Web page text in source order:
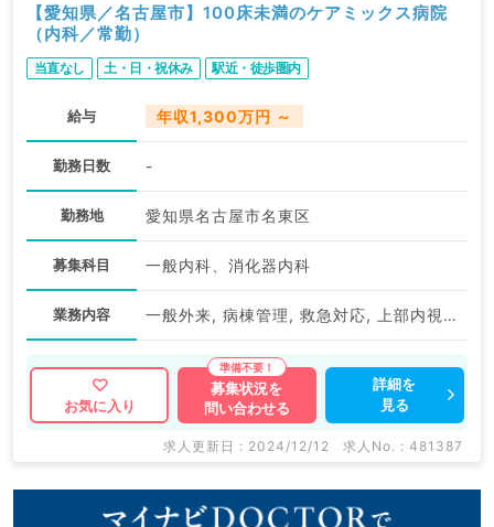
【愛知県／名古屋市】100床未満のケアミックス病院
（内科／常勤）
当直なし 土・日・祝休み 駅近・徒歩圏内
給与 年収1,300万円 ～
勤務日数 -
勤務地 愛知県名古屋市名東区
募集科目 一般内科、消化器内科
業務内容 一般外来, 病棟管理, 救急対応, 上部内視鏡検査（ＧＦ）, 下部内視鏡検査（ＣＦ）
お気に入り
募集状況を
問い合わせる
詳細を
見る
求人更新日 : 2024/12/12 求人No. : 481387